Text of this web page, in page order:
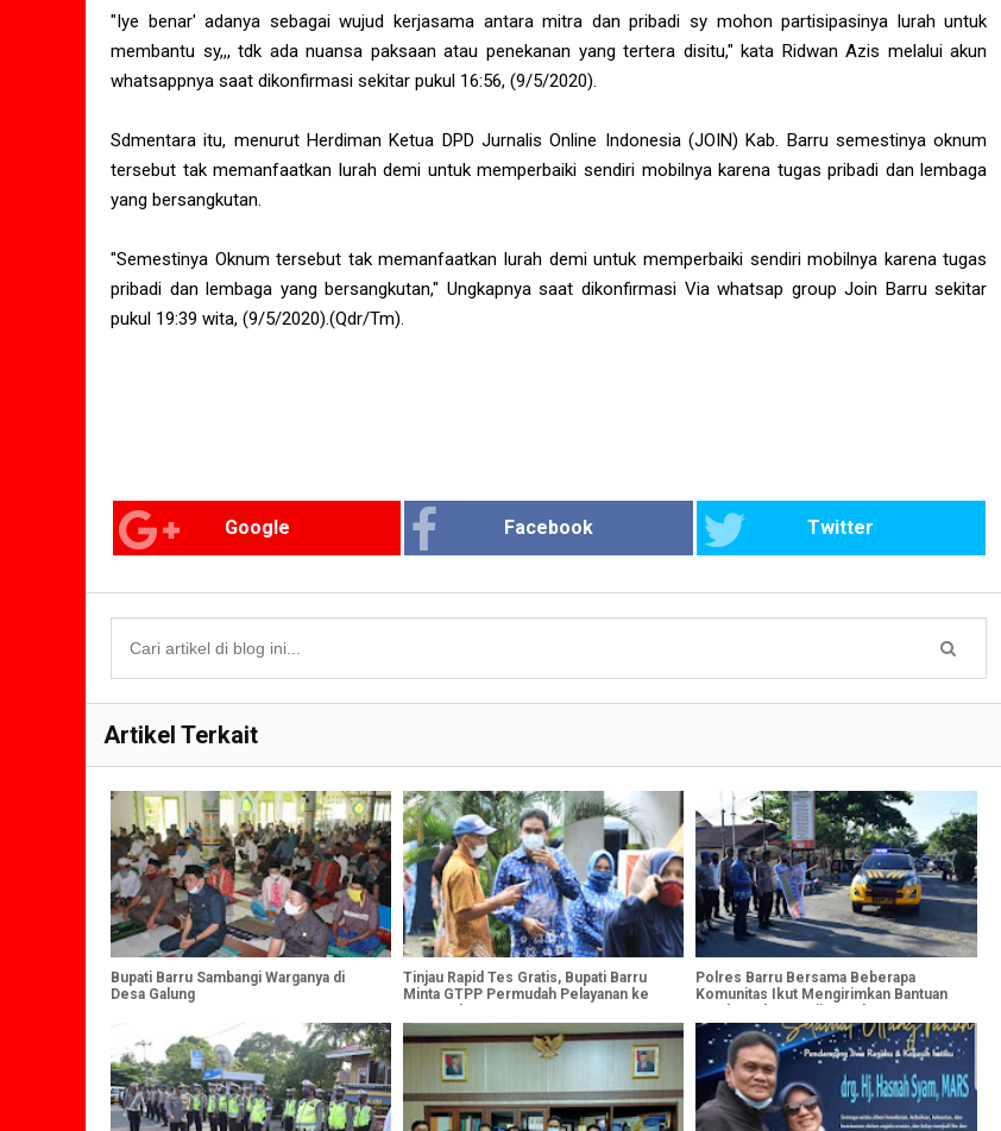
"Iye benar' adanya sebagai wujud kerjasama antara mitra dan pribadi sy mohon partisipasinya lurah untuk
membantu sy,,, tdk ada nuansa paksaan atau penekanan yang tertera disitu," kata Ridwan Azis melalui akun
whatsappnya saat dikonfirmasi sekitar pukul 16:56, (9/5/2020).
Sdmentara itu, menurut Herdiman Ketua DPD Jurnalis Online Indonesia (JOIN) Kab. Barru semestinya oknum
tersebut tak memanfaatkan lurah demi untuk memperbaiki sendiri mobilnya karena tugas pribadi dan lembaga
yang bersangkutan.
"Semestinya Oknum tersebut tak memanfaatkan lurah demi untuk memperbaiki sendiri mobilnya karena tugas
pribadi dan lembaga yang bersangkutan," Ungkapnya saat dikonfirmasi Via whatsap group Join Barru sekitar
pukul 19:39 wita, (9/5/2020).(Qdr/Tm).
Google Facebook Twitter
Artikel Terkait
Bupati Barru Sambangi Warganya di
Desa Galung
Tinjau Rapid Tes Gratis, Bupati Barru
Minta GTPP Permudah Pelayanan ke
Masyarakat
Polres Barru Bersama Beberapa
Komunitas Ikut Mengirimkan Bantuan
Untuk Korban Banjir Bandang